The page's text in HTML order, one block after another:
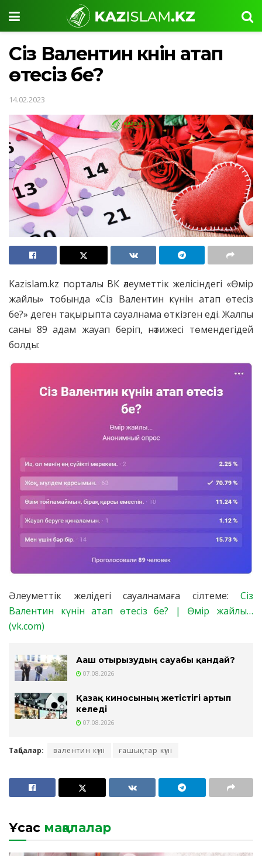
Сіз Валентин күнін атап
өтесіз бе?
14.02.2023
Kazislam.kz порталы ВК әлеуметтік желісіндегі «Өмір
жайлы» тобында «Сіз Валентин күнін атап өтесіз
бе?» деген тақырыпта сауалнама өткізген еді. Жалпы
саны 89 адам жауап беріп, нәтижесі төмендегідей
болды:
Әлеуметтік желідегі сауалнамаға сілтеме: Сіз
Валентин күнін атап өтесіз бе? | Өмір жайлы…
(vk.com)
Ағаш отырғызудың сауабы қандай?
07.08.2026
Қазақ киносының жетістігі артып
келеді
07.08.2026
Таңбалар: валентин күні ғашықтар күні
Ұқсас мақалалар